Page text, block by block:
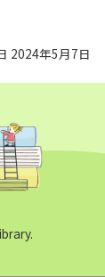
2024年5月7日